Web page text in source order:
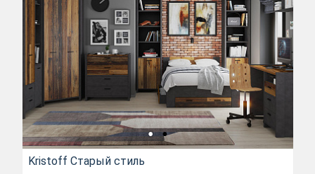
Kristoff Старый стиль